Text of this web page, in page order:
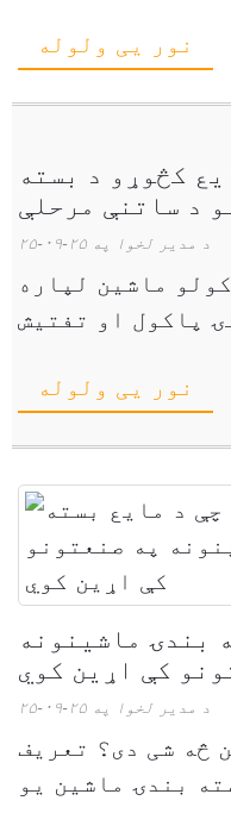
کړي. پرمختللي
نور یی ولوله
د مایع کڅوړو د بسته
د ساتنې مرحلې
د مدیر لخوا په ۲۵-۰۹-۲۵
ماشین لپاره
نور یی ولوله
بندۍ ماشینونه
کې اړین کوي
د مدیر لخوا په ۲۵-۰۹-۲۵
څه شی دی؟ تعریف
بندۍ ماشین یو